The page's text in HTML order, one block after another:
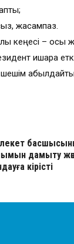
жасампаз.
кеңесі –
ишара
шешім
дамыту
кірісті